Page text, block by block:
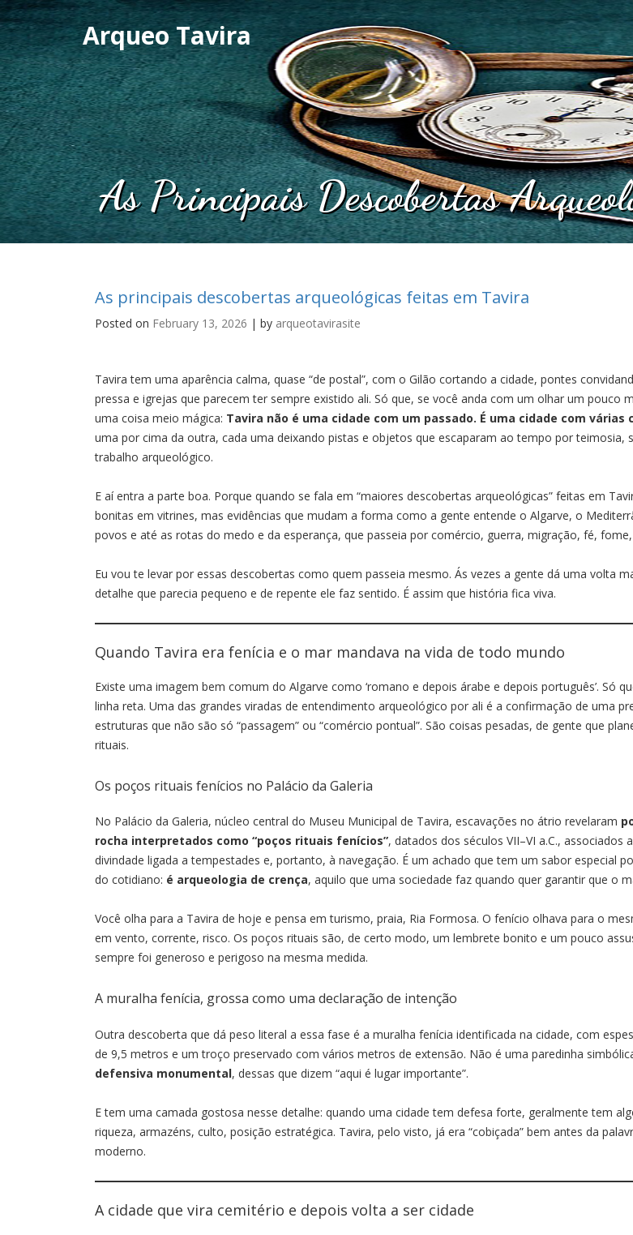
Arqueo Tavira
As Principais Descobertas
As principais descobertas arqueológicas feitas em Tavira
Posted on February 13, 2026 | by arqueotavirasite
Tavira tem uma aparência calma, quase “de postal”, com o Gilão cortando a cidade, pontes
pressa e igrejas que parecem ter sempre existido ali. Só que, se você anda com um olhar um pouco
uma coisa meio mágica: Tavira não é uma cidade com um passado. É uma cidade com várias
uma por cima da outra, cada uma deixando pistas e objetos que escaparam ao tempo por teimosia,
trabalho arqueológico.
E aí entra a parte boa. Porque quando se fala em “maiores descobertas arqueológicas” feitas em
bonitas em vitrines, mas evidências que mudam a forma como a gente entende o Algarve, o
povos e até as rotas do medo e da esperança, que passeia por comércio, guerra, migração, fé,
Eu vou te levar por essas descobertas como quem passeia mesmo. Ás vezes a gente dá uma volta
detalhe que parecia pequeno e de repente ele faz sentido. É assim que história fica viva.
Quando Tavira era fenícia e o mar mandava na vida de todo mundo
Existe uma imagem bem comum do Algarve como ‘romano e depois árabe e depois português’. Só
linha reta. Uma das grandes viradas de entendimento arqueológico por ali é a confirmação de uma
estruturas que não são só “passagem” ou “comércio pontual”. São coisas pesadas, de gente que
rituais.
Os poços rituais fenícios no Palácio da Galeria
No Palácio da Galeria, núcleo central do Museu Municipal de Tavira, escavações no átrio revelaram
rocha interpretados como “poços rituais fenícios”, datados dos séculos VII–VI a.C., associados
divindade ligada a tempestades e, portanto, à navegação. É um achado que tem um sabor especial
do cotidiano: é arqueologia de crença, aquilo que uma sociedade faz quando quer garantir que o
Você olha para a Tavira de hoje e pensa em turismo, praia, Ria Formosa. O fenício olhava para o
em vento, corrente, risco. Os poços rituais são, de certo modo, um lembrete bonito e um pouco
sempre foi generoso e perigoso na mesma medida.
A muralha fenícia, grossa como uma declaração de intenção
Outra descoberta que dá peso literal a essa fase é a muralha fenícia identificada na cidade, com
de 9,5 metros e um troço preservado com vários metros de extensão. Não é uma paredinha
defensiva monumental, dessas que dizem “aqui é lugar importante”.
E tem uma camada gostosa nesse detalhe: quando uma cidade tem defesa forte, geralmente tem
riqueza, armazéns, culto, posição estratégica. Tavira, pelo visto, já era “cobiçada” bem antes da
moderno.
A cidade que vira cemitério e depois volta a ser cidade